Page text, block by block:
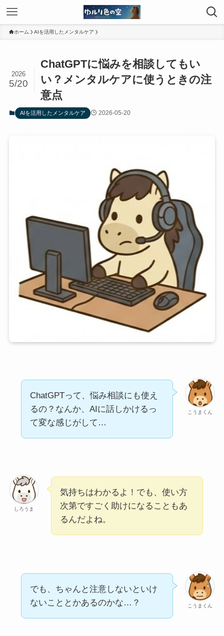
ホーム AIを活用したメンタルケア
ChatGPTに悩みを相談してもい
い？メンタルケアに使うときの注
意点
2026
5/20
AIを活用したメンタルケア 2026-05-20
こうまくん
ChatGPTって、悩み相談にも使え
るの？なんか、AIに話しかけるっ
て変な感じがして…
しろうま
気持ちはわかるよ！でも、使い方
次第ですごく助けになることもあ
るんだよね。
こうまくん
でも、ちゃんと注意しないといけ
ないこととかあるのかな…？